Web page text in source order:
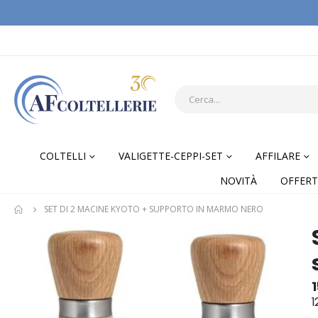
COLTELLI VALIGETTE-CEPPI-SET AFFILARE
NOVITÀ
SET DI 2 MACINE KYOTO + SUPPORTO IN MARMO NERO
Skip
the